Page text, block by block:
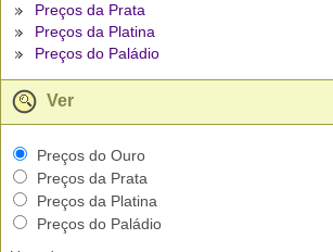
Preços da Prata
Preços da Platina
Preços do Paládio
Ver
Preços do Ouro
Preços da Prata
Preços da Platina
Preços do Paládio